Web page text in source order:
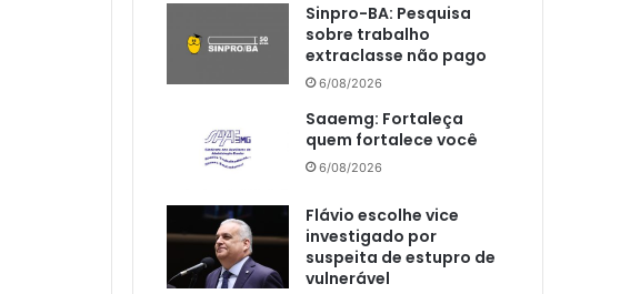
Sinpro-BA: Pesquisa
sobre trabalho
extraclasse não pago
6/08/2026
Saaemg: Fortaleça
quem fortalece você
6/08/2026
Flávio escolhe vice
investigado por
suspeita de estupro de
vulnerável